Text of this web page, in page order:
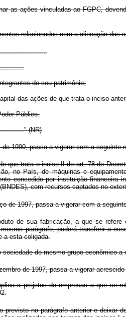
as ações vinculadas ao FGPC,
relacionados com a alienação das
do seu patrimônio;
das ações de que trata o inciso
Público.
(NR)
1990, passa a vigorar com a seguinte
que trata o inciso II do art. 78 do
no País, de máquinas e
concedido por instituição financeira
com recursos captados no
de 1997, passa a vigorar com a
de sua fabricação, a que se refere
parágrafo, poderá transferir a
a esta coligada.
do mesmo grupo econômico a
de 1997, passa a vigorar
a projetos de empresas a que se
no parágrafo anterior e deixar